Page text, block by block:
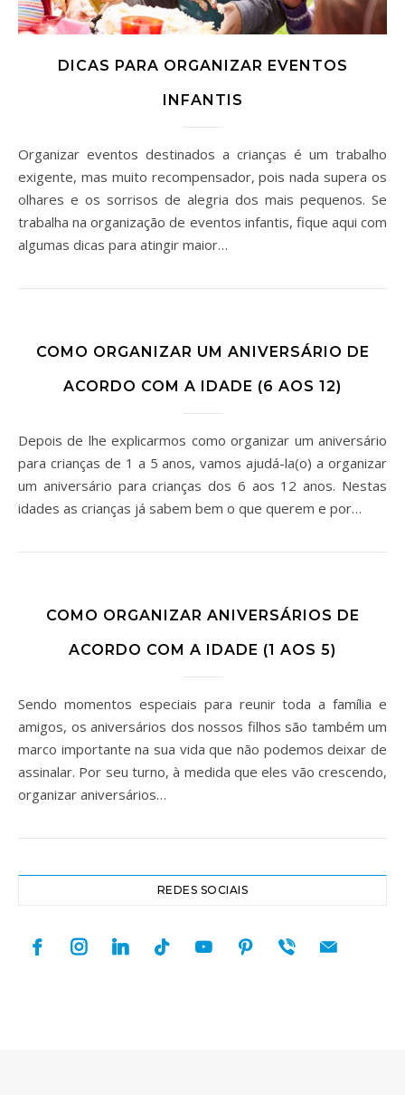
DICAS PARA ORGANIZAR EVENTOS
INFANTIS
Organizar eventos destinados a crianças é um trabalho
exigente, mas muito recompensador, pois nada supera os
olhares e os sorrisos de alegria dos mais pequenos. Se
trabalha na organização de eventos infantis, fique aqui com
algumas dicas para atingir maior…
COMO ORGANIZAR UM ANIVERSÁRIO DE
ACORDO COM A IDADE (6 AOS 12)
Depois de lhe explicarmos como organizar um aniversário
para crianças de 1 a 5 anos, vamos ajudá-la(o) a organizar
um aniversário para crianças dos 6 aos 12 anos. Nestas
idades as crianças já sabem bem o que querem e por…
COMO ORGANIZAR ANIVERSÁRIOS DE
ACORDO COM A IDADE (1 AOS 5)
Sendo momentos especiais para reunir toda a família e
amigos, os aniversários dos nossos filhos são também um
marco importante na sua vida que não podemos deixar de
assinalar. Por seu turno, à medida que eles vão crescendo,
organizar aniversários…
REDES SOCIAIS
facebookinstagramlinkedintiktok youtubepinterest
viber mail